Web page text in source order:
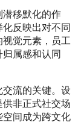
潜移默化的作
反映出对不同
觉元素，员工
属感和认同
交流的关键。设
非正式社交场
空间成为跨文化